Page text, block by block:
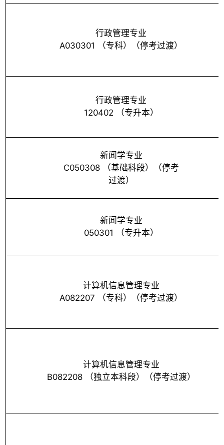
行政管理专业
A030301 （专科）（停考过渡）
行政管理专业
120402 （专升本）
新闻学专业
C050308 （基础科段）（停考
过渡）
新闻学专业
050301 （专升本）
计算机信息管理专业
A082207 （专科）（停考过渡）
计算机信息管理专业
B082208 （独立本科段）（停考过渡）